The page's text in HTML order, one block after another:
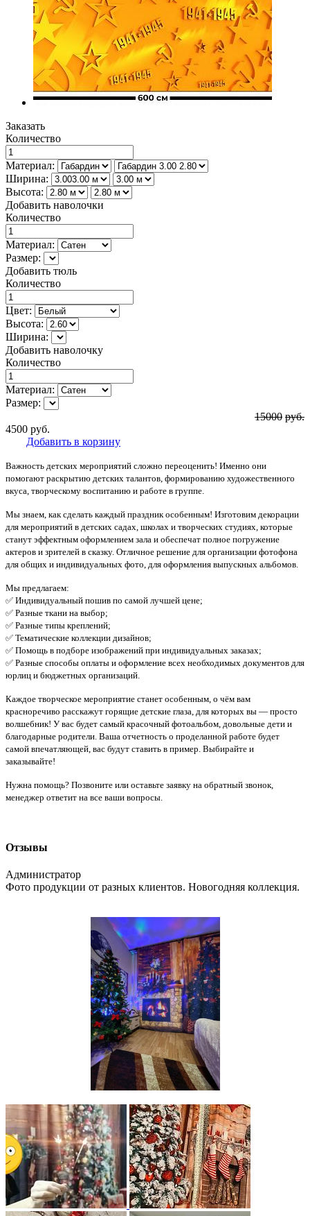
Заказать
Количество
Материал:
Ширина:
Высота:
Добавить наволочки
Количество
Материал:
Размер:
Добавить тюль
Количество
Цвет:
Высота:
Ширина:
Добавить наволочку
Количество
Материал:
Размер:
15000 руб.
4500 руб.
Добавить в корзину
Важность детских мероприятий сложно переоценить! Именно они
помогают раскрытию детских талантов, формированию художественного
вкуса, творческому воспитанию и работе в группе.
Мы знаем, как сделать каждый праздник особенным! Изготовим декорации
для мероприятий в детских садах, школах и творческих студиях, которые
станут эффектным оформлением зала и обеспечат полное погружение
актеров и зрителей в сказку. Отличное решение для организации фотофона
для общих и индивидуальных фото, для оформления выпускных альбомов.
Мы предлагаем:
✅ Индивидуальный пошив по самой лучшей цене;
✅ Разные ткани на выбор;
✅ Разные типы креплений;
✅ Тематические коллекции дизайнов;
✅ Помощь в подборе изображений при индивидуальных заказах;
✅ Разные способы оплаты и оформление всех необходимых документов для
юрлиц и бюджетных организаций.
Каждое творческое мероприятие станет особенным, о чём вам
красноречиво расскажут горящие детские глаза, для которых вы — просто
волшебник! У вас будет самый красочный фотоальбом, довольные дети и
благодарные родители. Ваша отчетность о проделанной работе будет
самой впечатляющей, вас будут ставить в пример. Выбирайте и
заказывайте!
Нужна помощь? Позвоните или оставьте заявку на обратный звонок,
менеджер ответит на все ваши вопросы.
Отзывы
Администратор
Фото продукции от разных клиентов. Новогодняя коллекция.